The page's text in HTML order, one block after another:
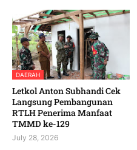
DAERAH
Letkol Anton Subhandi Cek
Langsung Pembangunan
RTLH Penerima Manfaat
TMMD ke-129
July 28, 2026